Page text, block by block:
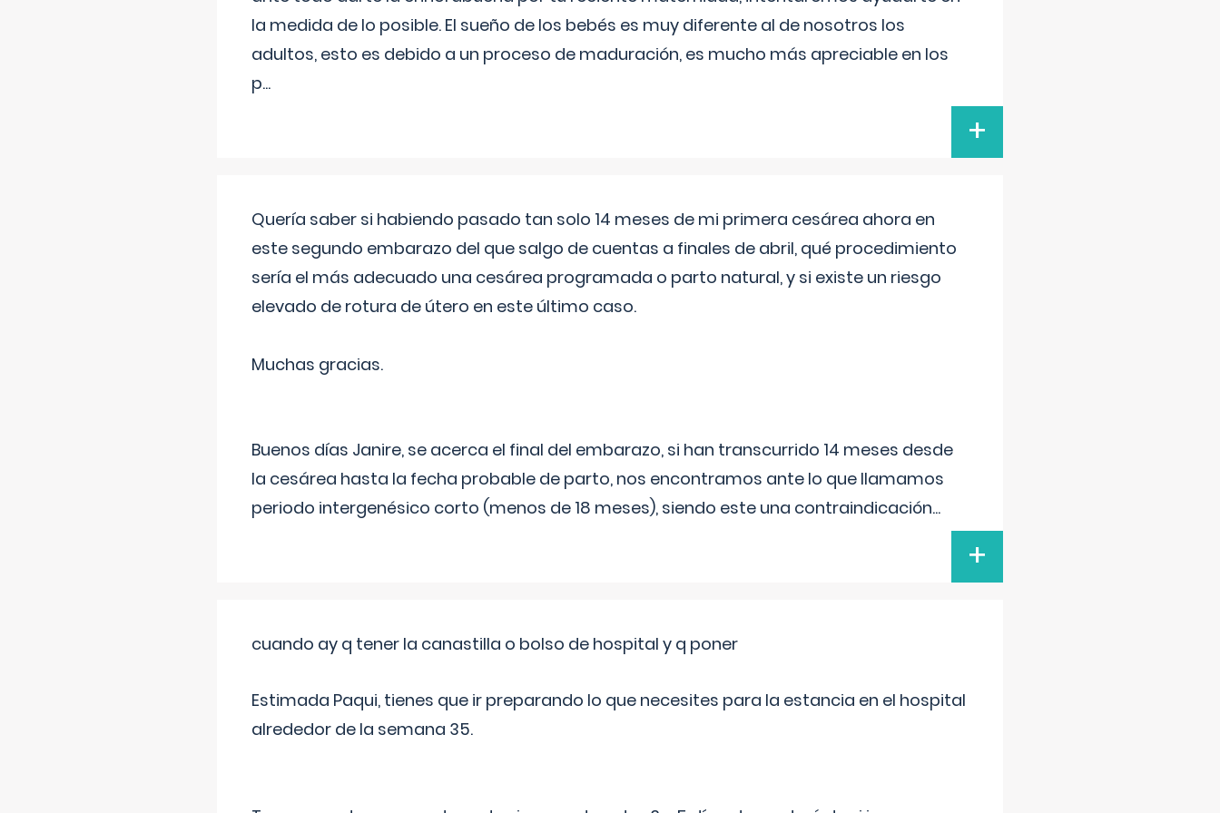
la medida de lo posible. El sueño de los bebés es muy diferente al de nosotros los
adultos, esto es debido a un proceso de maduración, es mucho más apreciable en los
p...
+
Quería saber si habiendo pasado tan solo 14 meses de mi primera cesárea ahora en
este segundo embarazo del que salgo de cuentas a finales de abril, qué procedimiento
sería el más adecuado una cesárea programada o parto natural, y si existe un riesgo
elevado de rotura de útero en este último caso.
Muchas gracias.
Buenos días Janire, se acerca el final del embarazo, si han transcurrido 14 meses desde
la cesárea hasta la fecha probable de parto, nos encontramos ante lo que llamamos
periodo intergenésico corto (menos de 18 meses), siendo este una contraindicación...
+
cuando ay q tener la canastilla o bolso de hospital y q poner
Estimada Paqui, tienes que ir preparando lo que necesites para la estancia en el hospital
alrededor de la semana 35.